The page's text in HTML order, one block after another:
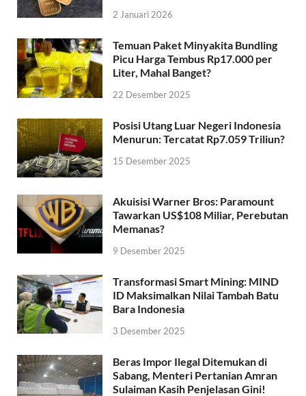
2 Januari 2026
Temuan Paket Minyakita Bundling
Picu Harga Tembus Rp17.000 per
Liter, Mahal Banget?
22 Desember 2025
Posisi Utang Luar Negeri Indonesia
Menurun: Tercatat Rp7.059 Triliun?
15 Desember 2025
Akuisisi Warner Bros: Paramount
Tawarkan US$108 Miliar, Perebutan
Memanas?
9 Desember 2025
Transformasi Smart Mining: MIND
ID Maksimalkan Nilai Tambah Batu
Bara Indonesia
3 Desember 2025
Beras Impor Ilegal Ditemukan di
Sabang, Menteri Pertanian Amran
Sulaiman Kasih Penjelasan Gini!